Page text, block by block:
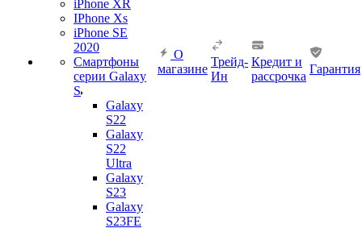
iPhone XR
IPhone Xs
iPhone SE
2020
Смартфоны
серии Galaxy
S
Galaxy
S22
Galaxy
S22
Ultra
Galaxy
S23
Galaxy
S23FE
О
магазине
Трейд-
Ин
Кредит и
рассрочка
Гарантия